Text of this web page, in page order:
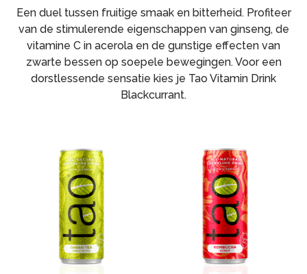
Een duel tussen fruitige smaak en bitterheid. Profiteer
van de stimulerende eigenschappen van ginseng, de
vitamine C in acerola en de gunstige effecten van
zwarte bessen op soepele bewegingen. Voor een
dorstlessende sensatie kies je Tao Vitamin Drink
Blackcurrant.